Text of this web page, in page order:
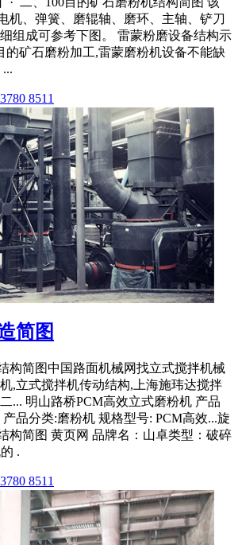
机、弹簧、磨辊轴、磨环、主轴、铲刀
组成可参考下图。 雷蒙粉磨设备结构示
的矿石磨粉加工,雷蒙磨粉机设备不能缺
8511
简图
构简图中国路面机械网找立式搅拌机械
,立式搅拌机传动结构,上海施玮达搅拌
... 明山路桥PCM高效立式磨粉机 产品
品分类:磨粉机 规格型号: PCM高效...旋
构简图 黄页网 品牌名：山卓类型：破碎
.
8511